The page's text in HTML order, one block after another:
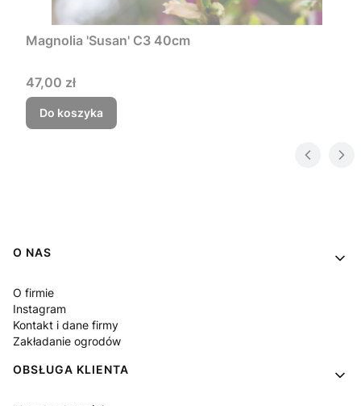
Magnolia 'Susan' C3 40cm
Cena
47,00 zł
Do koszyka
Linki w stopce
O NAS
O firmie
Instagram
Kontakt i dane firmy
Zakładanie ogrodów
OBSŁUGA KLIENTA